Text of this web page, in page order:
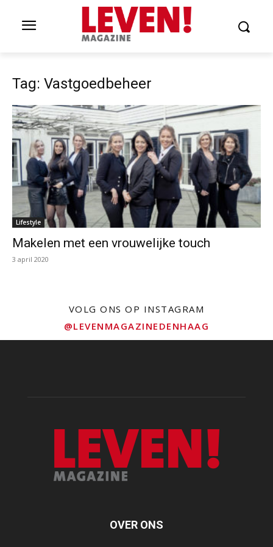
Tag: Vastgoedbeheer
Lifestyle
Makelen met een vrouwelijke touch
3 april 2020
VOLG ONS OP INSTAGRAM
@LEVENMAGAZINEDENHAAG
OVER ONS